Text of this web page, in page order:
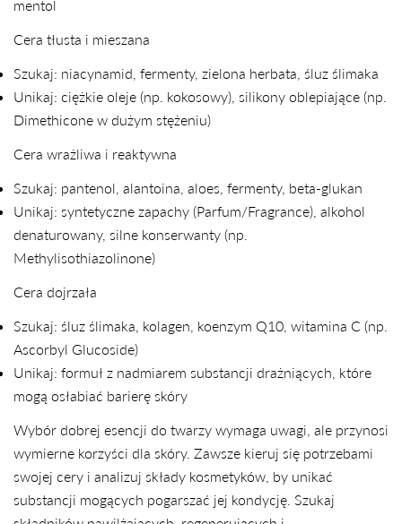
mentol
Cera tłusta i mieszana
Szukaj: niacynamid, fermenty, zielona herbata, śluz ślimaka
Unikaj: ciężkie oleje (np. kokosowy), silikony oblepiające (np.
Dimethicone w dużym stężeniu)
Cera wrażliwa i reaktywna
Szukaj: pantenol, alantoina, aloes, fermenty, beta-glukan
Unikaj: syntetyczne zapachy (Parfum/Fragrance), alkohol
denaturowany, silne konserwanty (np.
Methylisothiazolinone)
Cera dojrzała
Szukaj: śluz ślimaka, kolagen, koenzym Q10, witamina C (np.
Ascorbyl Glucoside)
Unikaj: formuł z nadmiarem substancji drażniących, które
mogą osłabiać barierę skóry
Wybór dobrej esencji do twarzy wymaga uwagi, ale przynosi
wymierne korzyści dla skóry. Zawsze kieruj się potrzebami
swojej cery i analizuj składy kosmetyków, by unikać
substancji mogących pogarszać jej kondycję. Szukaj